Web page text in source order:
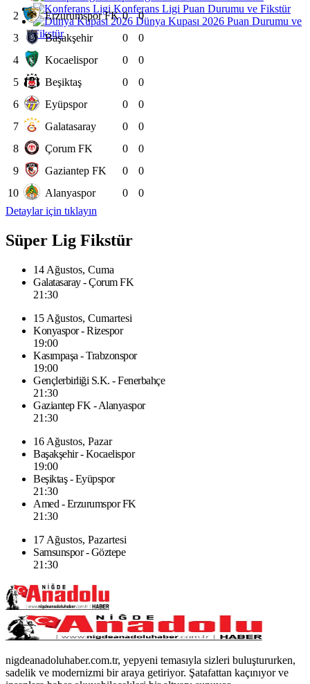
Konferans Ligi Puan Durumu ve Fikstür
Dünya Kupası 2026 Puan Durumu ve
Fikstür
2
Erzurumspor FK 0
0
3
Başakşehir 0
0
4
Kocaelispor 0
0
5
Beşiktaş 0
0
6
Eyüpspor 0
0
7
Galatasaray 0
0
8
Çorum FK 0
0
9
Gaziantep FK 0
0
10
Alanyaspor 0
0
Detaylar için tıklayın
Süper Lig Fikstür
14 Ağustos, Cuma
Galatasaray - Çorum FK
21:30
15 Ağustos, Cumartesi
Konyaspor - Rizespor
19:00
Kasımpaşa - Trabzonspor
19:00
Gençlerbirliği S.K. - Fenerbahçe
21:30
Gaziantep FK - Alanyaspor
21:30
16 Ağustos, Pazar
Başakşehir - Kocaelispor
19:00
Beşiktaş - Eyüpspor
21:30
Amed - Erzurumspor FK
21:30
17 Ağustos, Pazartesi
Samsunspor - Göztepe
21:30
nigdeanadoluhaber.com.tr, yepyeni temasıyla sizleri buluştururken,
sadelik ve modernizmi bir araya getiriyor. Şatafattan kaçınıyor ve